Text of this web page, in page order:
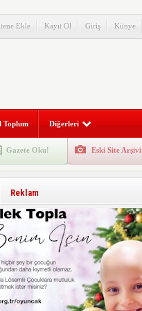
Ekle Kayıt Ol Giriş Künye
Toplum Diğerleri
Gazete Oku! Eski Site Arşivi
Reklam